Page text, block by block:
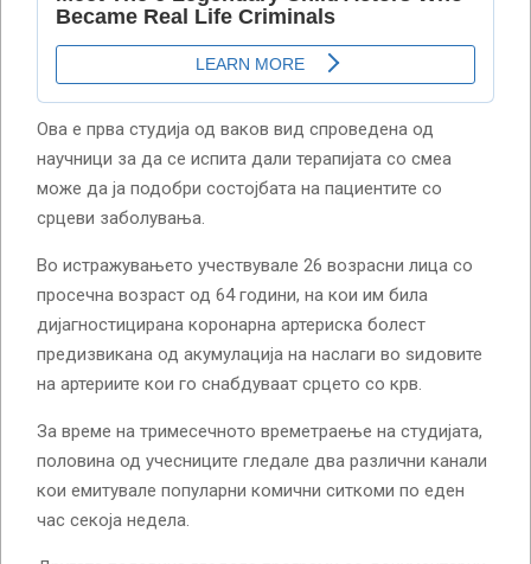
Ова е прва студија од ваков вид спроведена од
научници за да се испита дали терапијата со смеа
може да ја подобри состојбата на пациентите со
срцеви заболувања.
Во истражувањето учествувале 26 возрасни лица со
просечна возраст од 64 години, на кои им била
дијагностицирана коронарна артериска болест
предизвикана од акумулација на наслаги во ѕидовите
на артериите кои го снабдуваат срцето со крв.
За време на тримесечното времетраење на студијата,
половина од учесниците гледале два различни канали
кои емитувале популарни комични ситкоми по еден
час секоја недела.